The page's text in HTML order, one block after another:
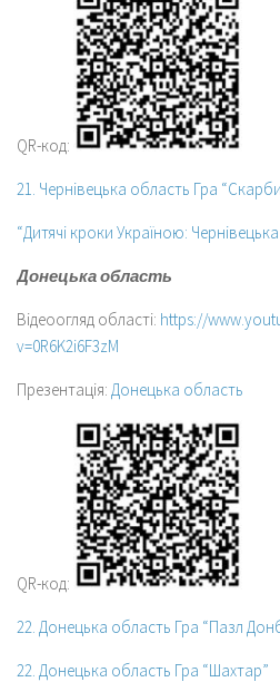
QR-код:
21. Чернівецька область Гра
“Дитячі кроки Україною:
Донецька область
Відеоогляд області: https://
v=0R6K2i6F3zM
Презентація: Донецька область
QR-код:
22. Донецька область Гра “Пазл
22. Донецька область Гра “Шахтар”